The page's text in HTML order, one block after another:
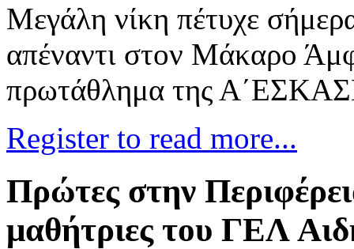
Μεγάλη νίκη πέτυχε
απέναντι στον Μάκαρο
πρωτάθλημα της
Register to read more...
Πρώτες στην
μαθήτριες του ΓΕΛ